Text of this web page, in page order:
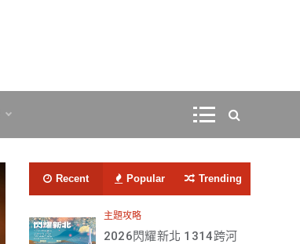
Recent Popular Trending
主題攻略
2026閃耀新北 1314跨河